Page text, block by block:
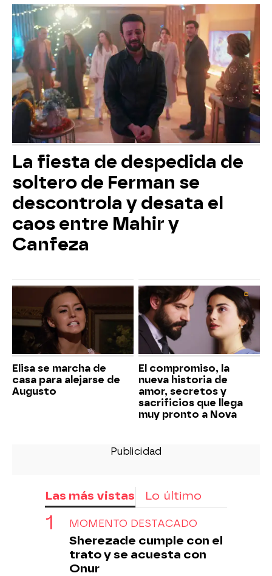
La fiesta de despedida de
soltero de Ferman se
descontrola y desata el
caos entre Mahir y
Canfeza
Elisa se marcha de
casa para alejarse de
Augusto
El compromiso, la
nueva historia de
amor, secretos y
sacrificios que llega
muy pronto a Nova
Las más vistas Lo último
MOMENTO DESTACADO
Sherezade cumple con el
trato y se acuesta con
Onur